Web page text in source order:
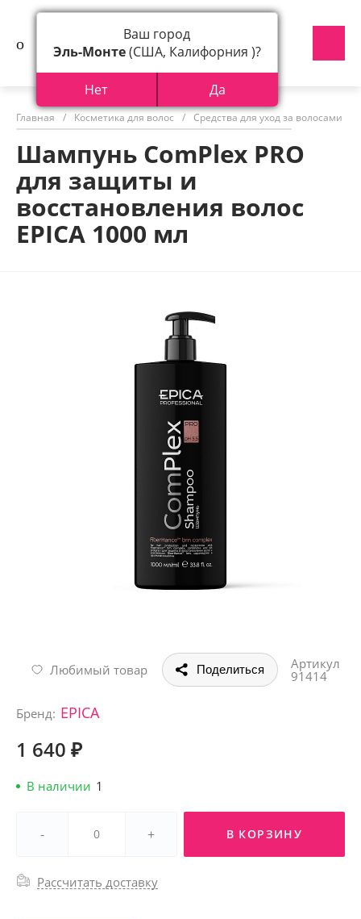
Главная / Косметика для волос / Средства для уход за волосами
Шампунь ComPlex PRO
для защиты и
восстановления волос
EPICA 1000 мл
Любимый товар Поделиться
Артикул
91414
Бренд: EPICA
1 640 ₽
В наличии 1
- + В КОРЗИНУ
Рассчитать доставку
Ваш город
Эль-Монте(США, Калифорния )?
Нет Да